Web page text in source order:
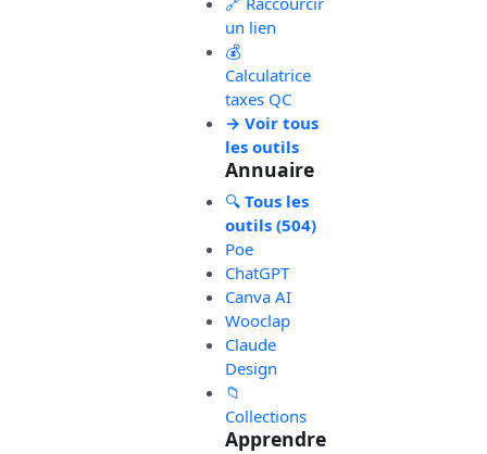
un lien
💰
Calculatrice
taxes QC
→ Voir tous
les outils
Annuaire
🔍 Tous les
outils (504)
Poe
ChatGPT
Canva AI
Wooclap
Claude
Design
📁
Collections
Apprendre